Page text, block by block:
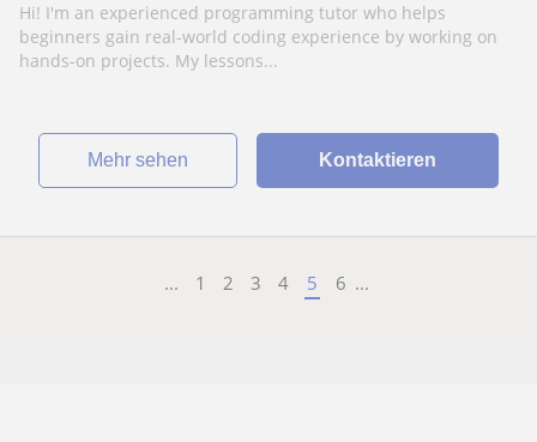
Hi! I'm an experienced programming tutor who helps
beginners gain real-world coding experience by working on
hands-on projects. My lessons...
Mehr sehen Kontaktieren
... 1 2 3 4 5 6 ...